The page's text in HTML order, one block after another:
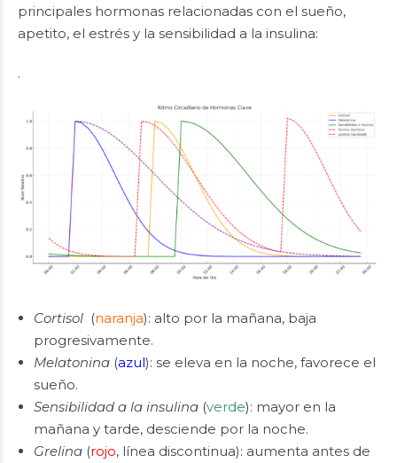
principales hormonas relacionadas con el sueño,
apetito, el estrés y la sensibilidad a la insulina:
.
Cortisol (naranja): alto por la mañana, baja
progresivamente.
Melatonina (azul): se eleva en la noche, favorece el
sueño.
Sensibilidad a la insulina (verde): mayor en la
mañana y tarde, desciende por la noche.
Grelina (rojo, línea discontinua): aumenta antes de